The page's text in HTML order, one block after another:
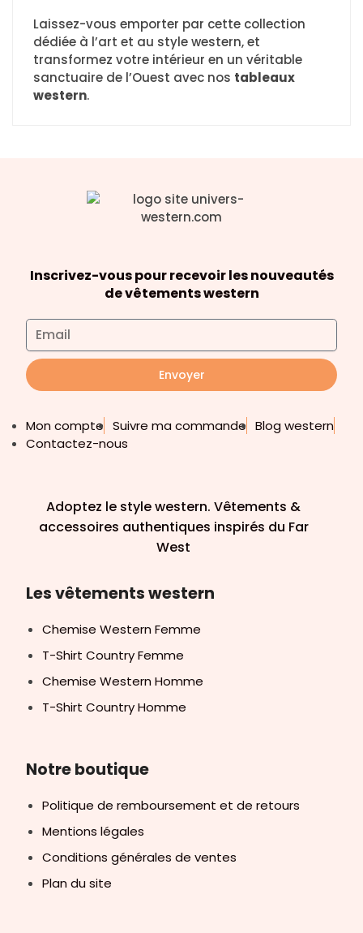
Laissez-vous emporter par cette collection
dédiée à l’art et au style western, et
transformez votre intérieur en un véritable
sanctuaire de l’Ouest avec nos tableaux
western.
Inscrivez-vous pour recevoir les nouveautés
de vêtements western
Envoyer
Mon compte Suivre ma commande Blog western
Contactez-nous
Adoptez le style western. Vêtements &
accessoires authentiques inspirés du Far
West
Les vêtements western
Chemise Western Femme
T-Shirt Country Femme
Chemise Western Homme
T-Shirt Country Homme
Notre boutique
Politique de remboursement et de retours
Mentions légales
Conditions générales de ventes
Plan du site